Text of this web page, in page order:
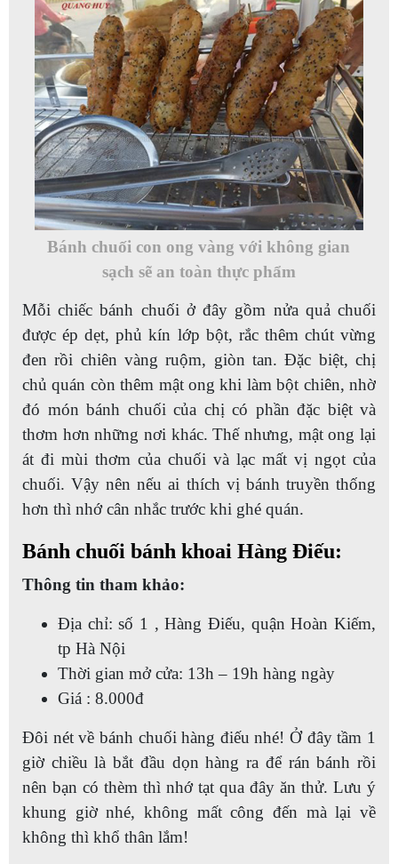
Bánh chuối con ong vàng với không gian
sạch sẽ an toàn thực phẩm
Mỗi chiếc bánh chuối ở đây gồm nửa quả chuối
được ép dẹt, phủ kín lớp bột, rắc thêm chút vừng
đen rồi chiên vàng ruộm, giòn tan. Đặc biệt, chị
chủ quán còn thêm mật ong khi làm bột chiên, nhờ
đó món bánh chuối của chị có phần đặc biệt và
thơm hơn những nơi khác. Thế nhưng, mật ong lại
át đi mùi thơm của chuối và lạc mất vị ngọt của
chuối. Vậy nên nếu ai thích vị bánh truyền thống
hơn thì nhớ cân nhắc trước khi ghé quán.
Bánh chuối bánh khoai Hàng Điếu:
Thông tin tham khảo:
Địa chỉ: số 1 , Hàng Điếu, quận Hoàn Kiếm,
tp Hà Nội
Thời gian mở cửa: 13h – 19h hàng ngày
Giá : 8.000đ
Đôi nét về bánh chuối hàng điếu nhé! Ở đây tầm 1
giờ chiều là bắt đầu dọn hàng ra để rán bánh rồi
nên bạn có thèm thì nhớ tạt qua đây ăn thử. Lưu ý
khung giờ nhé, không mất công đến mà lại về
không thì khổ thân lắm!